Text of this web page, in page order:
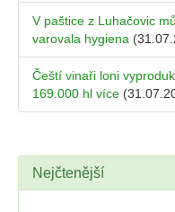
V paštice z Luhačovic
varovala hygiena
Čeští vinaři loni
169.000 hl více
Nejčtenější